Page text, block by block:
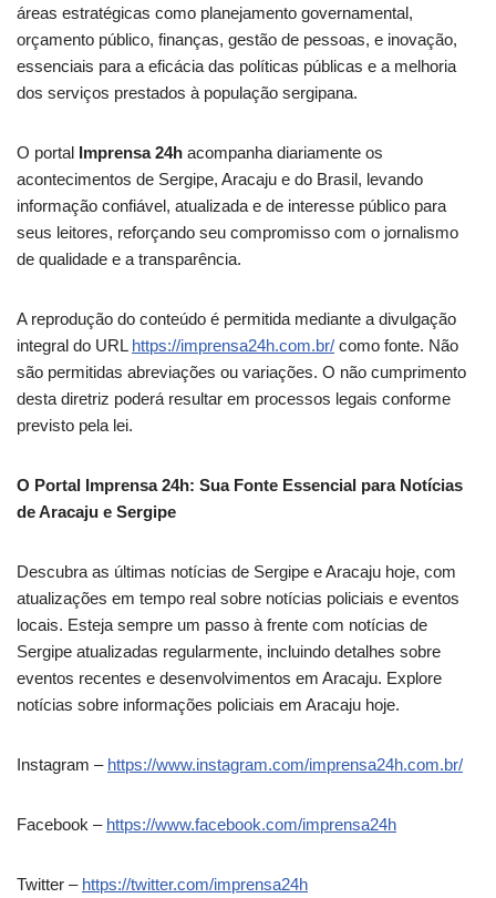
áreas estratégicas como planejamento governamental,
orçamento público, finanças, gestão de pessoas, e inovação,
essenciais para a eficácia das políticas públicas e a melhoria
dos serviços prestados à população sergipana.
O portal Imprensa 24h acompanha diariamente os
acontecimentos de Sergipe, Aracaju e do Brasil, levando
informação confiável, atualizada e de interesse público para
seus leitores, reforçando seu compromisso com o jornalismo
de qualidade e a transparência.
A reprodução do conteúdo é permitida mediante a divulgação
integral do URL https://imprensa24h.com.br/ como fonte. Não
são permitidas abreviações ou variações. O não cumprimento
desta diretriz poderá resultar em processos legais conforme
previsto pela lei.
O Portal Imprensa 24h: Sua Fonte Essencial para Notícias
de Aracaju e Sergipe
Descubra as últimas notícias de Sergipe e Aracaju hoje, com
atualizações em tempo real sobre notícias policiais e eventos
locais. Esteja sempre um passo à frente com notícias de
Sergipe atualizadas regularmente, incluindo detalhes sobre
eventos recentes e desenvolvimentos em Aracaju. Explore
notícias sobre informações policiais em Aracaju hoje.
Instagram – https://www.instagram.com/imprensa24h.com.br/
Facebook – https://www.facebook.com/imprensa24h
Twitter – https://twitter.com/imprensa24h